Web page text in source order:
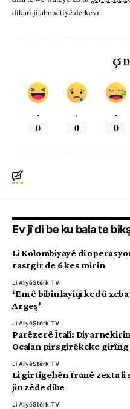
dikarî ji abonetiyê derkevî
Çi
.
0
.
0
.
0
Ev jî di be ku bala te
Li Kolombiyayê di
rastgir de 6 kes mirin
Ji AliyêStêrk TV
‘Em ê bibin layiqî ked û
Argeş’
Ji AliyêStêrk TV
Parêzerê Îtalî:
Ocalan pirsgirêkeke girîng
Ji AliyêStêrk TV
Li girtîgehên Îranê zexta li
jin zêde dibe
Ji AliyêStêrk TV